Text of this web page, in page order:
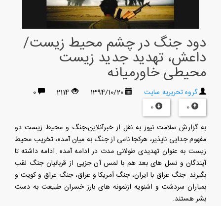
دود جنگ در چشم محیط زیست/
داعش، تهدید جدید زیست
محیطی خاورمیانه
گروه تحریریه سایت 1394/10/20
2114
0
0
0
به گزارش سلامت نیوز به نقل از خبرآنلاین،جنگ و محیط زیست دو
مفهوم جدایی ناپذیر، هرکجا نامی از جنگ به میان آمده، تخریب محیط
زیست به عنوان تهدیدی طولانی مدت در ادامه آمده .ادامه داشته تا
آیندگان و نسل های بعد هم با لمس آن جزیی از قربانیان جنگ لقب
بگیرند. جنگ عراق با ایران، جنگ آمریکا و عراق، جنگ عراق و کویت و
بمباران سردشت و اشنویه ازنمونه های بارز خسران طبیعت به دست
بشر هستند.